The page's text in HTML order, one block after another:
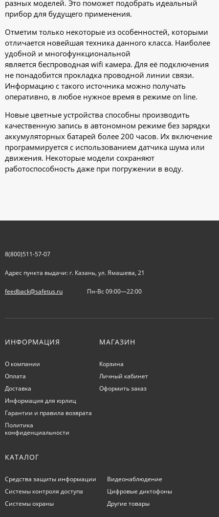
разных моделей. Это поможет подобрать идеальный
прибор для будущего применения.
Отметим только некоторые из особенностей, которыми
отличается новейшая техника данного класса. Наиболее
удобной и многофункциональной
является беспроводная wifi камера. Для её подключения
не понадобится прокладка проводной линии связи.
Информацию с такого источника можно получать
оперативно, в любое нужное время в режиме on line.
Новые цветные устройства способны производить
качественную запись в автономном режиме без зарядки
аккумуляторных батарей более 200 часов. Их включение
программируется с использованием датчика шума или
движения. Некоторые модели сохраняют
работоспособность даже при погружении в воду.
8(800)511-57-07
Адрес пункта выдачи: г. Казань, ул. Ямашева, 21
feedback@safetus.ru Пн-Вс 09:00—22:00
ИНФОРМАЦИЯ
О компании
Оплата
Доставка
Информация для юрлиц
Гарантии и правила возврата
Политика
конфиденциальности
МАГАЗИН
Корзина
Личный кабинет
Оформить заказ
КАТАЛОГ
Средства защиты информации
Системы контроля доступа
Системы охраны
Видеонаблюдение
Цифровые диктофоны
Другие товары